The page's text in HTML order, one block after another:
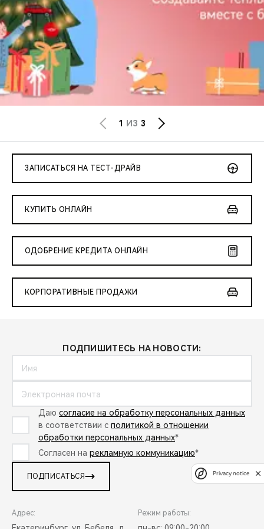
CHERY И СПОРТ
НАШИ МЕРОПРИЯТИЯ
ВИДЕООБЗОРЫ
1 ИЗ 3
ЗАПИСАТЬСЯ НА ТЕСТ-ДРАЙВ
КУПИТЬ ОНЛАЙН
ОДОБРЕНИЕ КРЕДИТА ОНЛАЙН
КОРПОРАТИВНЫЕ ПРОДАЖИ
ПОДПИШИТЕСЬ НА НОВОСТИ:
Даю согласие на обработку персональных данных
в соответствии с политикой в отношении
обработки персональных данных*
Согласен на рекламную коммуникацию*
ПОДПИСАТЬСЯ
Адрес: Режим работы:
Privacy notice